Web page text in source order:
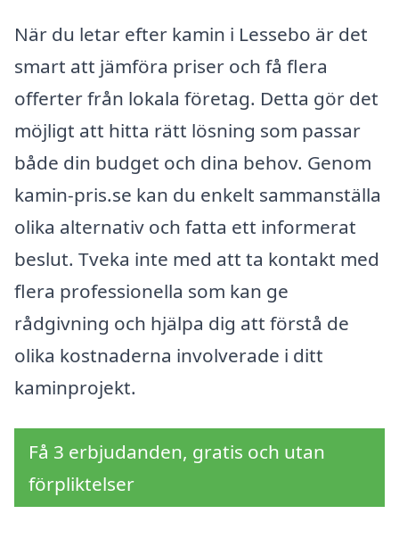
När du letar efter kamin i Lessebo är det
smart att jämföra priser och få flera
offerter från lokala företag. Detta gör det
möjligt att hitta rätt lösning som passar
både din budget och dina behov. Genom
kamin-pris.se kan du enkelt sammanställa
olika alternativ och fatta ett informerat
beslut. Tveka inte med att ta kontakt med
flera professionella som kan ge
rådgivning och hjälpa dig att förstå de
olika kostnaderna involverade i ditt
kaminprojekt.
Få 3 erbjudanden, gratis och utan
förpliktelser